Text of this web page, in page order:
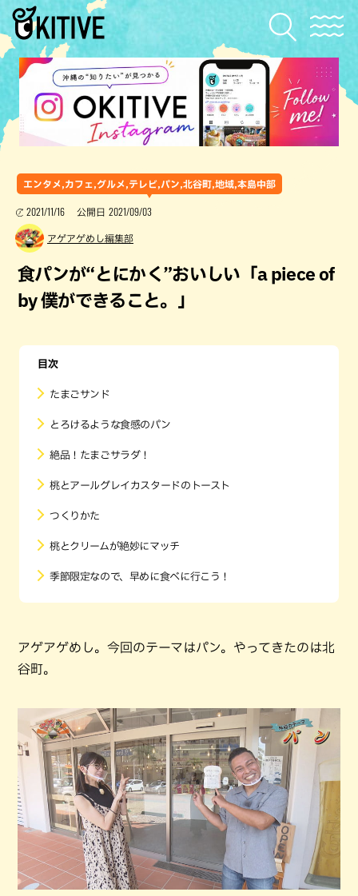
エンタメ,カフェ,グルメ,テレビ,パン,北谷町,地域,本島中部
2021/11/16 公開日 2021/09/03
アゲアゲめし編集部
食パンが“とにかく”おいしい「a piece of
by 僕ができること。」
目次
たまごサンド
とろけるような食感のパン
絶品！たまごサラダ！
桃とアールグレイカスタードのトースト
つくりかた
桃とクリームが絶妙にマッチ
季節限定なので、早めに食べに行こう！
アゲアゲめし。今回のテーマはパン。やってきたのは北
谷町。